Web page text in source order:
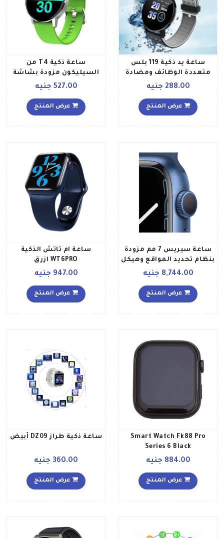
ساعة يد ذكية 119 بلس
متعددة الوظائف ومضادة
للماء بمعيار IP67 للهواتف
وآي أو إس رمادي
288.00 جنيه
عرض المنتج
ساعة ذكية T4 من
السيليكون مزودة بشاشة
تعمل باللمس ومتوافقة مع
وiOS أخضر جراس
527.00 جنيه
عرض المنتج
ساعة سيريس 7 مم مزودة
بنظام تحديد المواقع وهيكل
8,744.00 جنيه
عرض المنتج
ساعة ام تاتش الذكية
WT6PRO ازرق
947.00 جنيه
عرض المنتج
Smart Watch Fk88 Pro
Series 6 Black
884.00 جنيه
عرض المنتج
ساعة ذكية طراز DZ09 أبيض
360.00 جنيه
عرض المنتج